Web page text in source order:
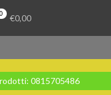
0 €0,00
0815705486